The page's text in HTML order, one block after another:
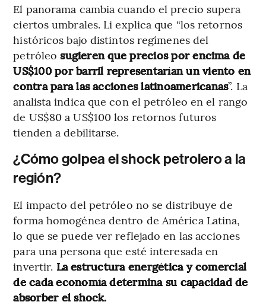
El panorama cambia cuando el precio supera
ciertos umbrales. Li explica que “los retornos
históricos bajo distintos regímenes del
petróleosugieren que precios por encima de
US$100 por barril representarían un viento en
contra para las acciones latinoamericanas”. La
analista indica que con el petróleo en el rango
de US$80 a US$100 los retornos futuros
tienden a debilitarse.
¿Cómo golpea el shock petrolero a la
región?
El impacto del petróleo no se distribuye de
forma homogénea dentro de América Latina,
lo que se puede ver reflejado en las acciones
para una persona que esté interesada en
invertir. La estructura energética y comercial
de cada economía determina su capacidad de
absorber el shock.